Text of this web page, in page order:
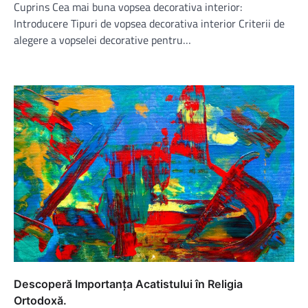
Cuprins Cea mai buna vopsea decorativa interior:
Introducere Tipuri de vopsea decorativa interior Criterii de
alegere a vopselei decorative pentru…
Descoperă Importanța Acatistului în Religia
Ortodoxă.